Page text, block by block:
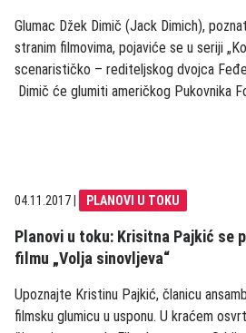
Glumac Džek Dimič (Jack Dimich),
stranim filmovima, pojaviće se u seriji
scenarističko – rediteljskog dvojca
Dimič će glumiti američkog Pukovnika
04.11.2017 PLANOVI U TOKU
Planovi u toku: Krisitna Pajkić se
filmu „Volja sinovljeva“
Upoznajte Kristinu Pajkić, članicu
filmsku glumicu u usponu. U kraćem